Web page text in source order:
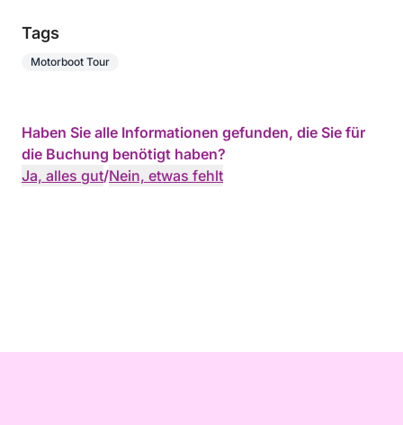
Tags
Motorboot Tour
Haben Sie alle Informationen gefunden, die Sie für
die Buchung benötigt haben?
Ja, alles gut/Nein, etwas fehlt